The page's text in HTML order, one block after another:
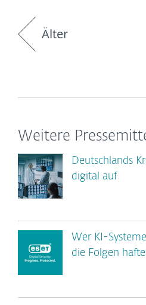
Älter
Weitere
Deutschlands
digital auf
Wer KI-
die Folgen